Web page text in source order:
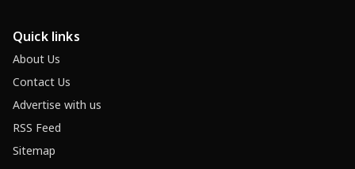
Quick links
About Us
Contact Us
Advertise with us
RSS Feed
Sitemap